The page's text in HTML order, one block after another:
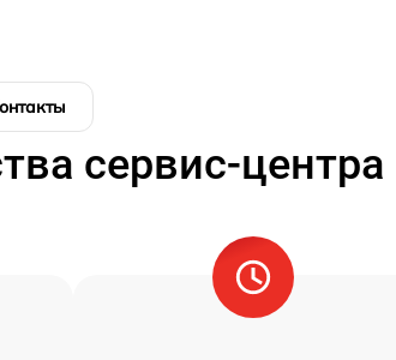
сервис-центра